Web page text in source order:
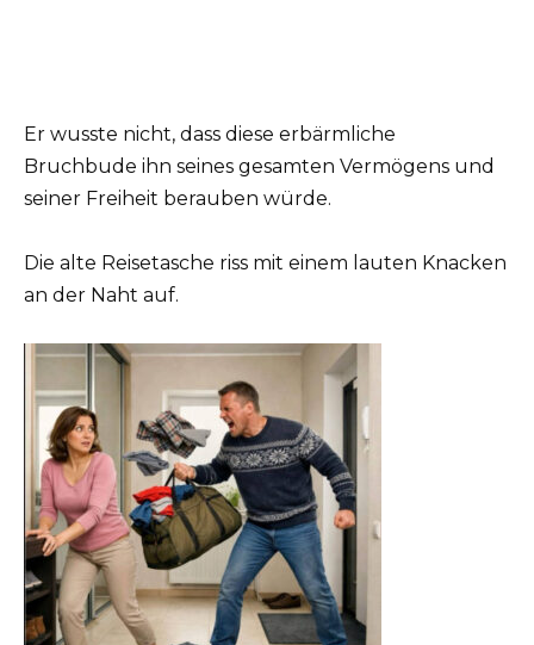
Er wusste nicht, dass diese erbärmliche
Bruchbude ihn seines gesamten Vermögens und
seiner Freiheit berauben würde.
Die alte Reisetasche riss mit einem lauten Knacken
an der Naht auf.